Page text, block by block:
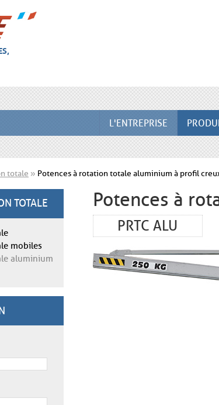
L'ENTREPRISE
totale » Potences à rotation totale aluminium à profil
TOTALE
mobiles
aluminium
Potences à
PRTC ALU